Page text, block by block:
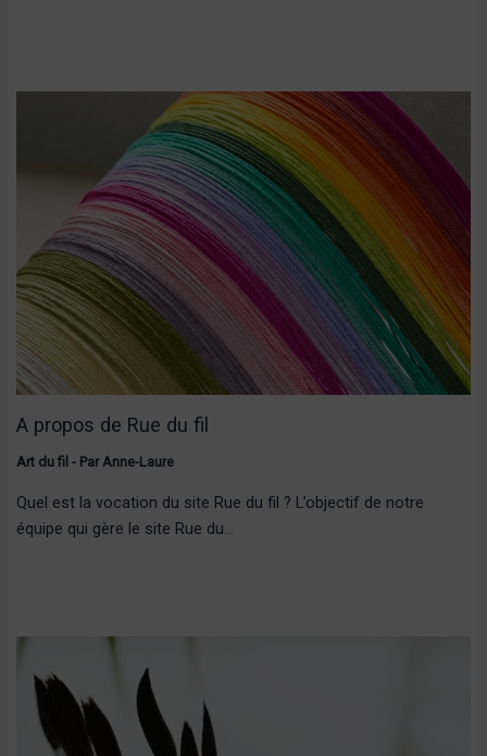
A propos de Rue du fil
Art du fil - ParAnne-Laure
Quel est la vocation du site Rue du fil ? L’objectif de notre
équipe qui gère le site Rue du…